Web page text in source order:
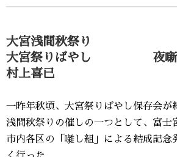
大宮浅間秋祭り
大宮祭りばやし 夜噺
村上喜已
一昨年秋頃、大宮祭りばやし保存会が
浅間秋祭りの催しの一つとして、富士
市内各区の「囃し組」による結成記念